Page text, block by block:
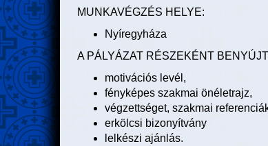
MUNKAVÉGZÉS HELYE:
Nyíregyháza
A PÁLYÁZAT RÉSZEKÉNT
motivációs levél,
fényképes szakmai önéletrajz,
végzettséget, szakmai
erkölcsi bizonyítvány
lelkészi ajánlás.